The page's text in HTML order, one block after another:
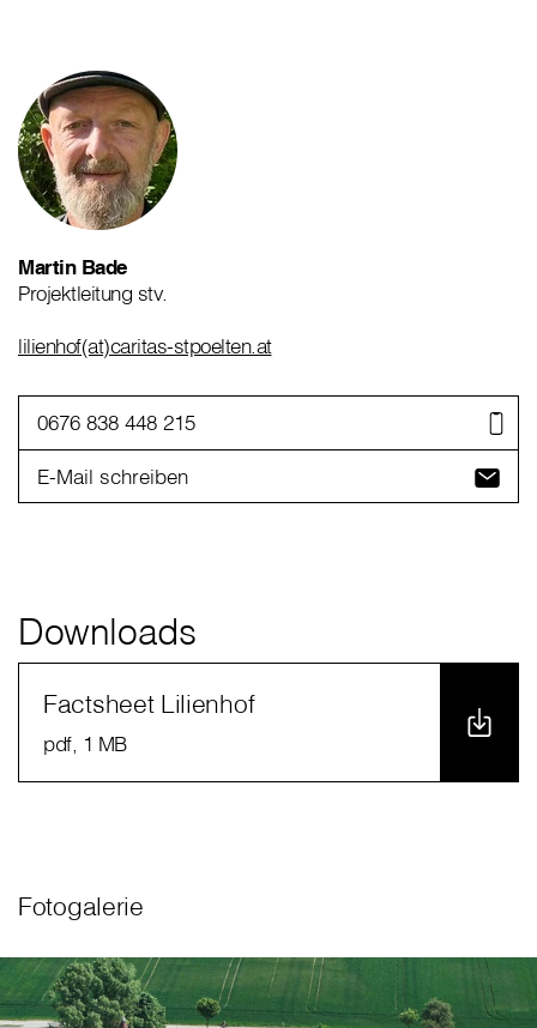
Martin Bade
Projektleitung stv.
lilienhof(at)caritas-stpoelten.at
0676 838 448 215
E-Mail schreiben
Downloads
Factsheet Lilienhof
pdf, 1 MB
Fotogalerie